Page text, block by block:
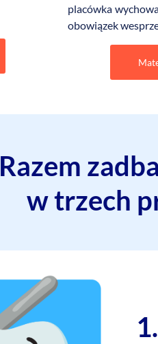
placówka
obowiązek
Razem
w trzech